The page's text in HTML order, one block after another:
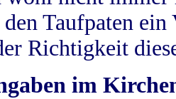
Taufpaten
Richtigkeit
im